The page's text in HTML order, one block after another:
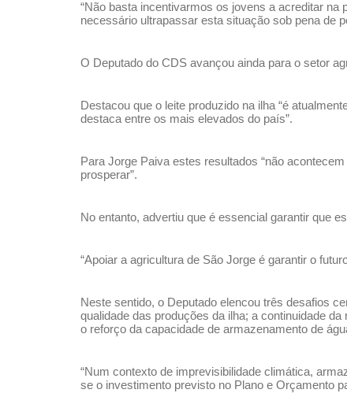
“Não basta incentivarmos os jovens a acreditar na
necessário ultrapassar esta situação sob pena de
O Deputado do CDS avançou ainda para o setor
Destacou que o leite produzido na ilha “é
destaca entre os mais elevados do país”.
Para Jorge Paiva estes resultados “não
prosperar”.
No entanto, advertiu que é essencial garantir que
“Apoiar a agricultura de São Jorge é garantir o
Neste sentido, o Deputado elencou três desafios
qualidade das produções da ilha; a continuidade
o reforço da capacidade de armazenamento de
“Num contexto de imprevisibilidade climática,
se o investimento previsto no Plano e Orçamento